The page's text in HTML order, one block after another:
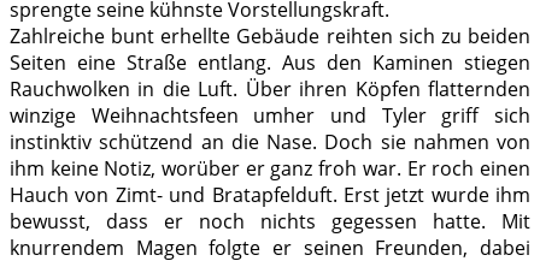
sprengte seine kühnste Vorstellungskraft.
Zahlreiche bunt erhellte Gebäude reihten sich zu beiden
Seiten eine Straße entlang. Aus den Kaminen stiegen
Rauchwolken in die Luft. Über ihren Köpfen flatternden
winzige Weihnachtsfeen umher und Tyler griff sich
instinktiv schützend an die Nase. Doch sie nahmen von
ihm keine Notiz, worüber er ganz froh war. Er roch einen
Hauch von Zimt- und Bratapfelduft. Erst jetzt wurde ihm
bewusst, dass er noch nichts gegessen hatte. Mit
knurrendem Magen folgte er seinen Freunden, dabei